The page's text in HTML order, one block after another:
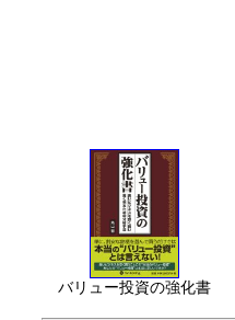
バリュー投資の強化書